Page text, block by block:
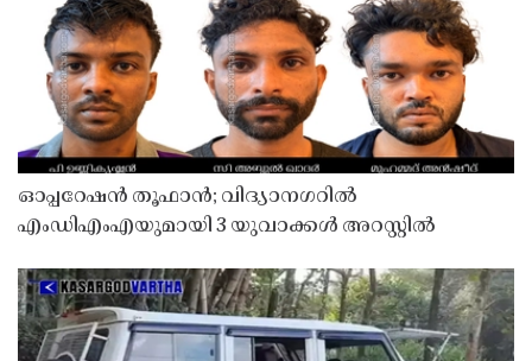
ഓപ്പറേഷൻ തൂഫാൻ; വിദ്യാനഗറിൽ
എംഡിഎംഎയുമായി 3 യുവാക്കൾ അറസ്റ്റിൽ